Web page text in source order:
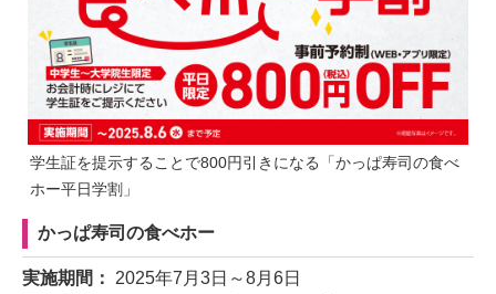
学生証を提示することで800円引きになる「かっぱ寿司の食べ
ホー平日学割」
かっぱ寿司の食べホー
実施期間： 2025年7月3日～8月6日